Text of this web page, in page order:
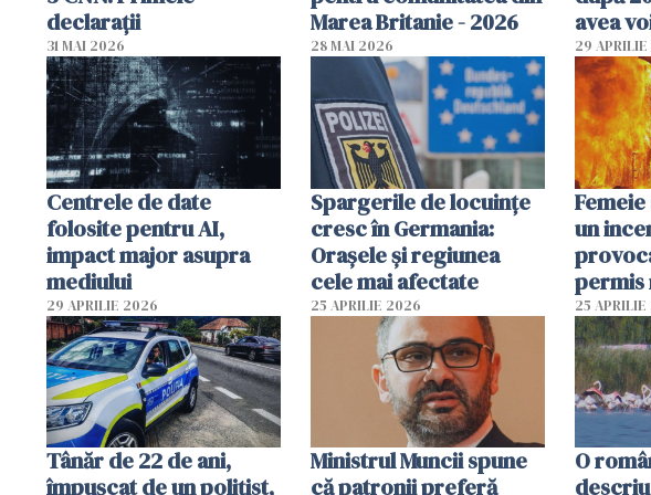
declarații
31 MAI 2026
Marea Britanie - 2026
28 MAI 2026
avea
29
Centrele de date
folosite pentru AI,
impact major asupra
mediului
29 APRILIE 2026
Spargerile de locuințe
cresc în Germania:
Orașele și regiunea
cele mai afectate
25 APRILIE 2026
un
permis
copii de
25
Tânăr de 22 de ani,
împușcat de un polițist,
Ministrul Muncii spune
că patronii preferă
O